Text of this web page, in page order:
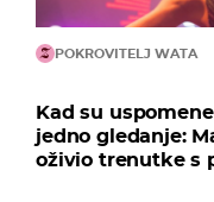
POKROVITELJ WATA
Kad su
jedno gledanje:
oživio trenutke s